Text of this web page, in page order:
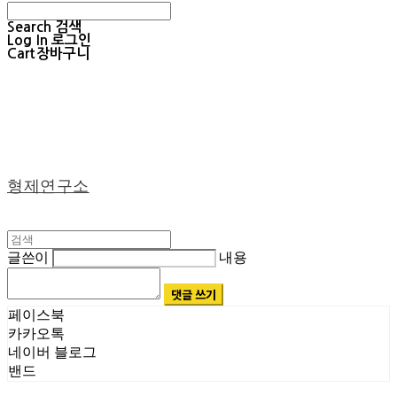
Search 검색
Log In 로그인
Cart장바구니
형제연구소
글쓴이 내용
댓글 쓰기
페이스북
카카오톡
네이버 블로그
밴드